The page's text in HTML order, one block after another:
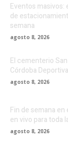
Eventos masivos:
de
semana
agosto 8, 2026
El cementerio
Córdoba Deportiva
agosto 8, 2026
Fin de semana
en vivo para toda
agosto 8, 2026